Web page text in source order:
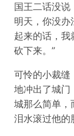
国王二话没说
明天，你没办
起来的话，我
砍下来。”
可怜的小裁缝
地冲出了城门
城那么简单，
泪水滚过他的